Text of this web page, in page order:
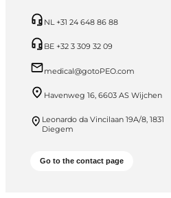
NL +31 24 648 86 88
BE +32 3 309 32 09
medical@gotoPEO.com
Havenweg 16, 6603 AS Wijchen
Leonardo da Vincilaan 19A/8, 1831
Diegem
Go to the contact page